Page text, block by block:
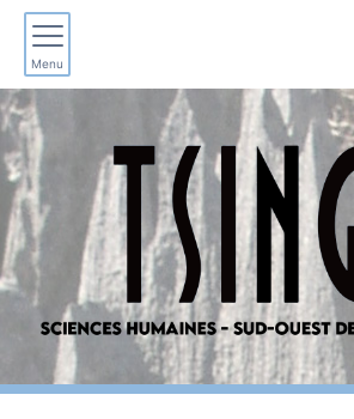
Menu